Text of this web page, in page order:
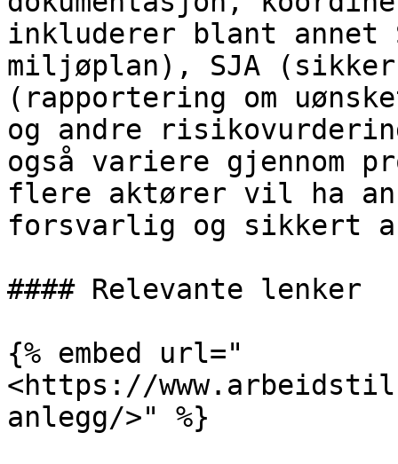
inkluderer blant annet
miljøplan), SJA (sikker
(rapportering om
og andre
også variere gjennom
flere aktører vil ha
forsvarlig og sikkert
#### Relevante lenker
{% embed url="
<https://
anlegg/>" %}